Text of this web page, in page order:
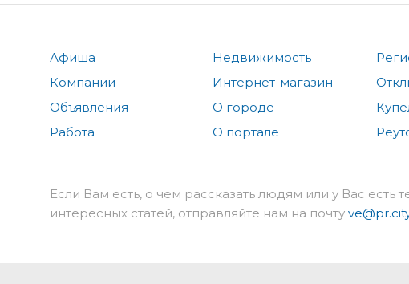
Афиша
Компании
Объявления
Работа
Недвижимость
Интернет-магазин
О городе
О портале
Если Вам есть, о чем рассказать людям или у Вас есть
интересных статей, отправляйте нам на почту